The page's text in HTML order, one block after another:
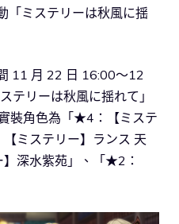
「ミステリーは秋風に揺
11 月 22 日 16:00～12
テリーは秋風に揺れて」
裝角色為「★4：【ミステ
ミステリー】ランス 天
深水紫苑」、「★2：